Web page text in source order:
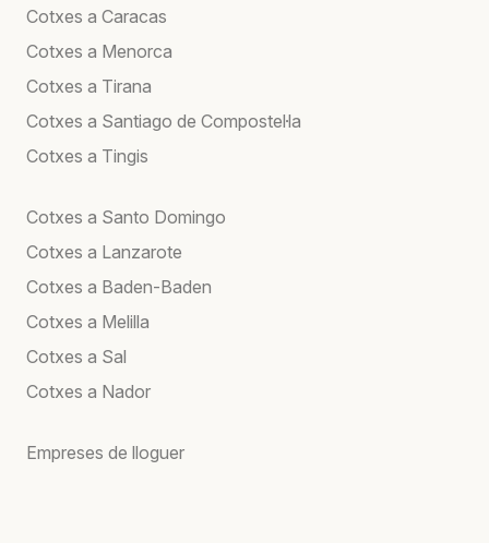
Cotxes a Caracas
Cotxes a Menorca
Cotxes a Tirana
Cotxes a Santiago de Compostel·la
Cotxes a Tingis
Cotxes a Santo Domingo
Cotxes a Lanzarote
Cotxes a Baden-Baden
Cotxes a Melilla
Cotxes a Sal
Cotxes a Nador
Empreses de lloguer